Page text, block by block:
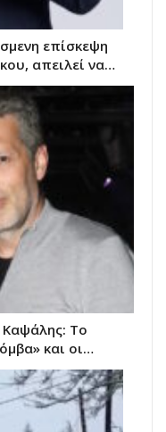
επίσκεψη
απειλεί να…
Καψάλης: Το
και οι…